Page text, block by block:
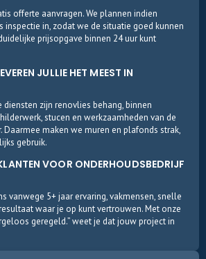
offerte aanvragen. We plannen indien
inspectie in, zodat we de situatie goed kunnen
prijsopgave binnen 24 uur kunt
JULLIE HET MEEST IN
diensten zijn renovlies behang, binnen
stucen en werkzaamheden van de
Daarmee maken we muren en plafonds strak,
gebruik.
VOOR ONDERHOUDSBEDRIJF
vanwege 5+ jaar ervaring, vakmensen, snelle
waar je op kunt vertrouwen. Met onze
geregeld.” weet je dat jouw project in